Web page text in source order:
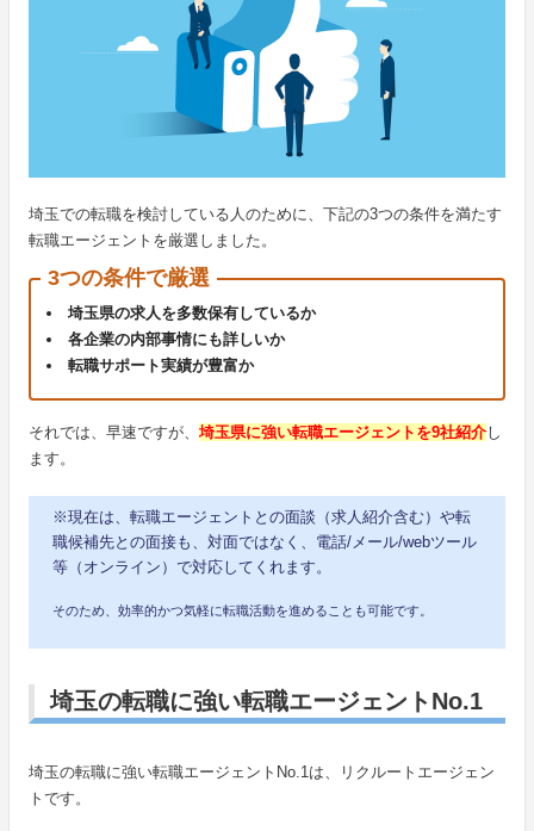
埼玉での転職を検討している人のために、下記の3つの条件を満たす
転職エージェントを厳選しました。
3つの条件で厳選
埼玉県の求人を多数保有しているか
各企業の内部事情にも詳しいか
転職サポート実績が豊富か
それでは、早速ですが、 埼玉県に強い転職エージェントを9社紹介し
ます。
※現在は、転職エージェントとの面談（求人紹介含む）や転
職候補先との面接も、対面ではなく、電話/メール/webツール
等（オンライン）で対応してくれます。
そのため、効率的かつ気軽に転職活動を進めることも可能です。
埼玉の転職に強い転職エージェントNo.1
埼玉の転職に強い転職エージェントNo.1は、リクルートエージェン
トです。